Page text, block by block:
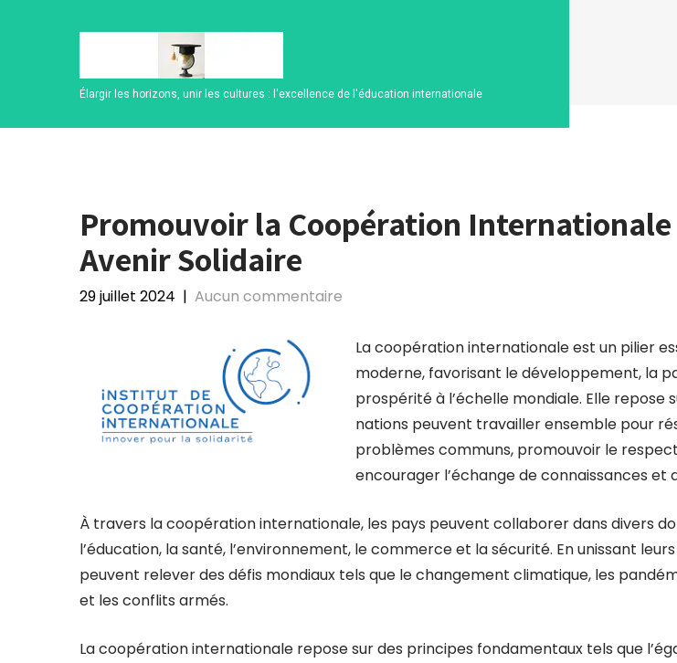
Élargir les horizons, unir les cultures : l'excellence de l'éducation internationale
Promouvoir la Coopération
Avenir Solidaire
29 juillet 2024 | Aucun commentaire
La coopération internationale est un pilier
moderne, favorisant le développement, la
prospérité à l’échelle mondiale. Elle repose
nations peuvent travailler ensemble pour
problèmes communs, promouvoir le
encourager l’échange de connaissances et
À travers la coopération internationale, les pays peuvent collaborer dans divers
l’éducation, la santé, l’environnement, le commerce et la sécurité. En unissant
peuvent relever des défis mondiaux tels que le changement climatique, les
et les conflits armés.
La coopération internationale repose sur des principes fondamentaux tels que